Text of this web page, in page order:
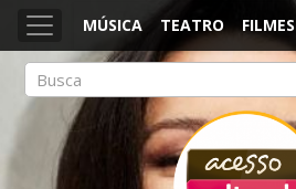
MÚSICA TEATRO FILMES